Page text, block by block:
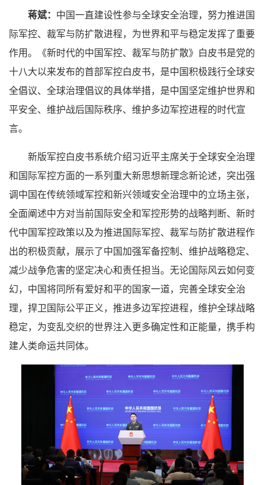
蒋斌： 中国一直建设性参与全球安全治理，努力推进国
际军控、裁军与防扩散进程，为世界和平与稳定发挥了重要
作用。《新时代的中国军控、裁军与防扩散》白皮书是党的
十八大以来发布的首部军控白皮书，是中国积极践行全球安
全倡议、全球治理倡议的具体举措，是中国坚定维护世界和
平安全、维护战后国际秩序、维护多边军控进程的时代宣
言。
新版军控白皮书系统介绍习近平主席关于全球安全治理
和国际军控方面的一系列重大新思想新理念新论述，突出强
调中国在传统领域军控和新兴领域安全治理中的立场主张，
全面阐述中方对当前国际安全和军控形势的战略判断、新时
代中国军控政策以及为推进国际军控、裁军与防扩散进程作
出的积极贡献，展示了中国加强军备控制、维护战略稳定、
减少战争危害的坚定决心和责任担当。无论国际风云如何变
幻，中国将同所有爱好和平的国家一道，完善全球安全治
理，捍卫国际公平正义，推进多边军控进程，维护全球战略
稳定，为变乱交织的世界注入更多确定性和正能量，携手构
建人类命运共同体。